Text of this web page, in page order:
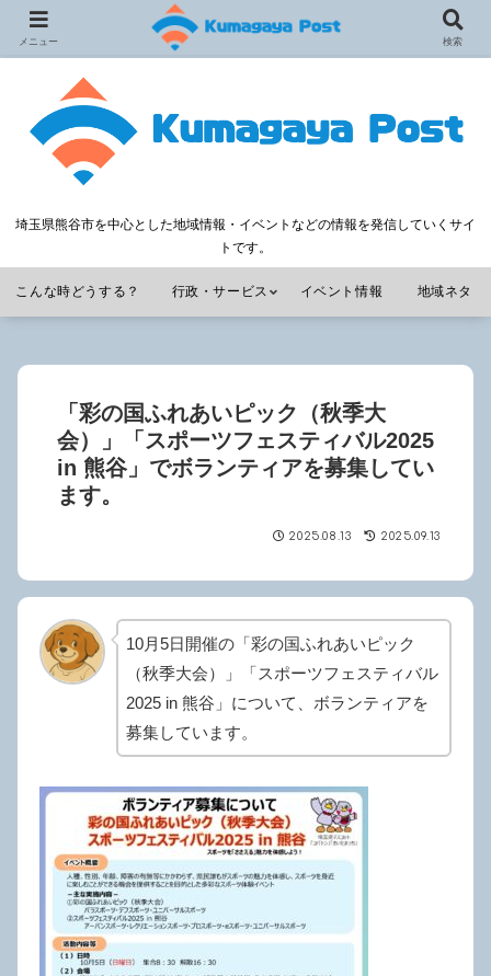
埼玉県熊谷市を中心とした地域情報・イベントなどの情報を発信していくサイ
トです。
こんな時どうする？ 行政・サービス イベント情報 地域ネタ
「彩の国ふれあいピック（秋季大
会）」「スポーツフェスティバル2025
in 熊谷」でボランティアを募集してい
ます。
2025.08.13 2025.09.13
10月5日開催の「彩の国ふれあいピック
（秋季大会）」「スポーツフェスティバル
2025 in 熊谷」について、ボランティアを
募集しています。
メニュー 検索